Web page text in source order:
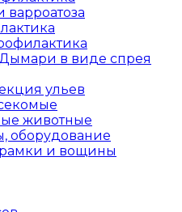
Дымари в виде спрея
ульев
животные
оборудование
и вощины